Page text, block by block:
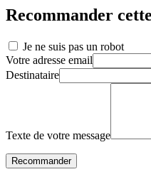
Recommander
Je ne suis pas un robot
Votre adresse email
Destinataire
Texte de votre message